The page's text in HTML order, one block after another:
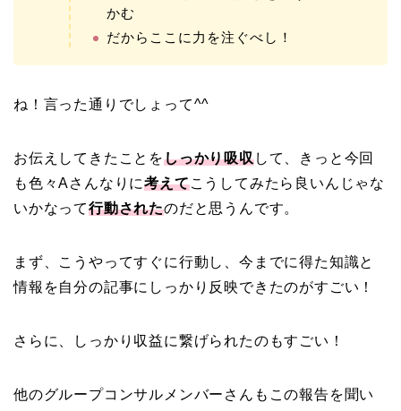
かむ
だからここに力を注ぐべし！
ね！言った通りでしょって^^
お伝えしてきたことをしっかり吸収して、きっと今回
も色々Aさんなりに考えてこうしてみたら良いんじゃな
いかなって行動されたのだと思うんです。
まず、こうやってすぐに行動し、今までに得た知識と
情報を自分の記事にしっかり反映できたのがすごい！
さらに、しっかり収益に繋げられたのもすごい！
他のグループコンサルメンバーさんもこの報告を聞い